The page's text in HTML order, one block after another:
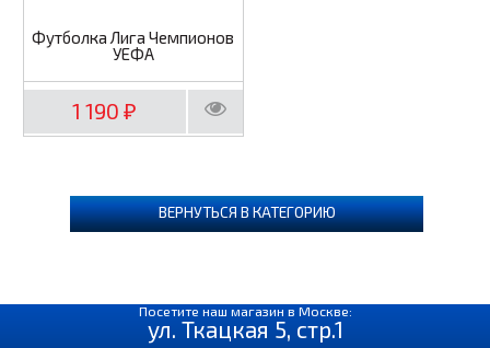
Футболка Лига Чемпионов
УЕФА
1 190₽
ВЕРНУТЬСЯ В КАТЕГОРИЮ
Посетите наш магазин в Москве:
ул. Ткацкая 5, стр.1